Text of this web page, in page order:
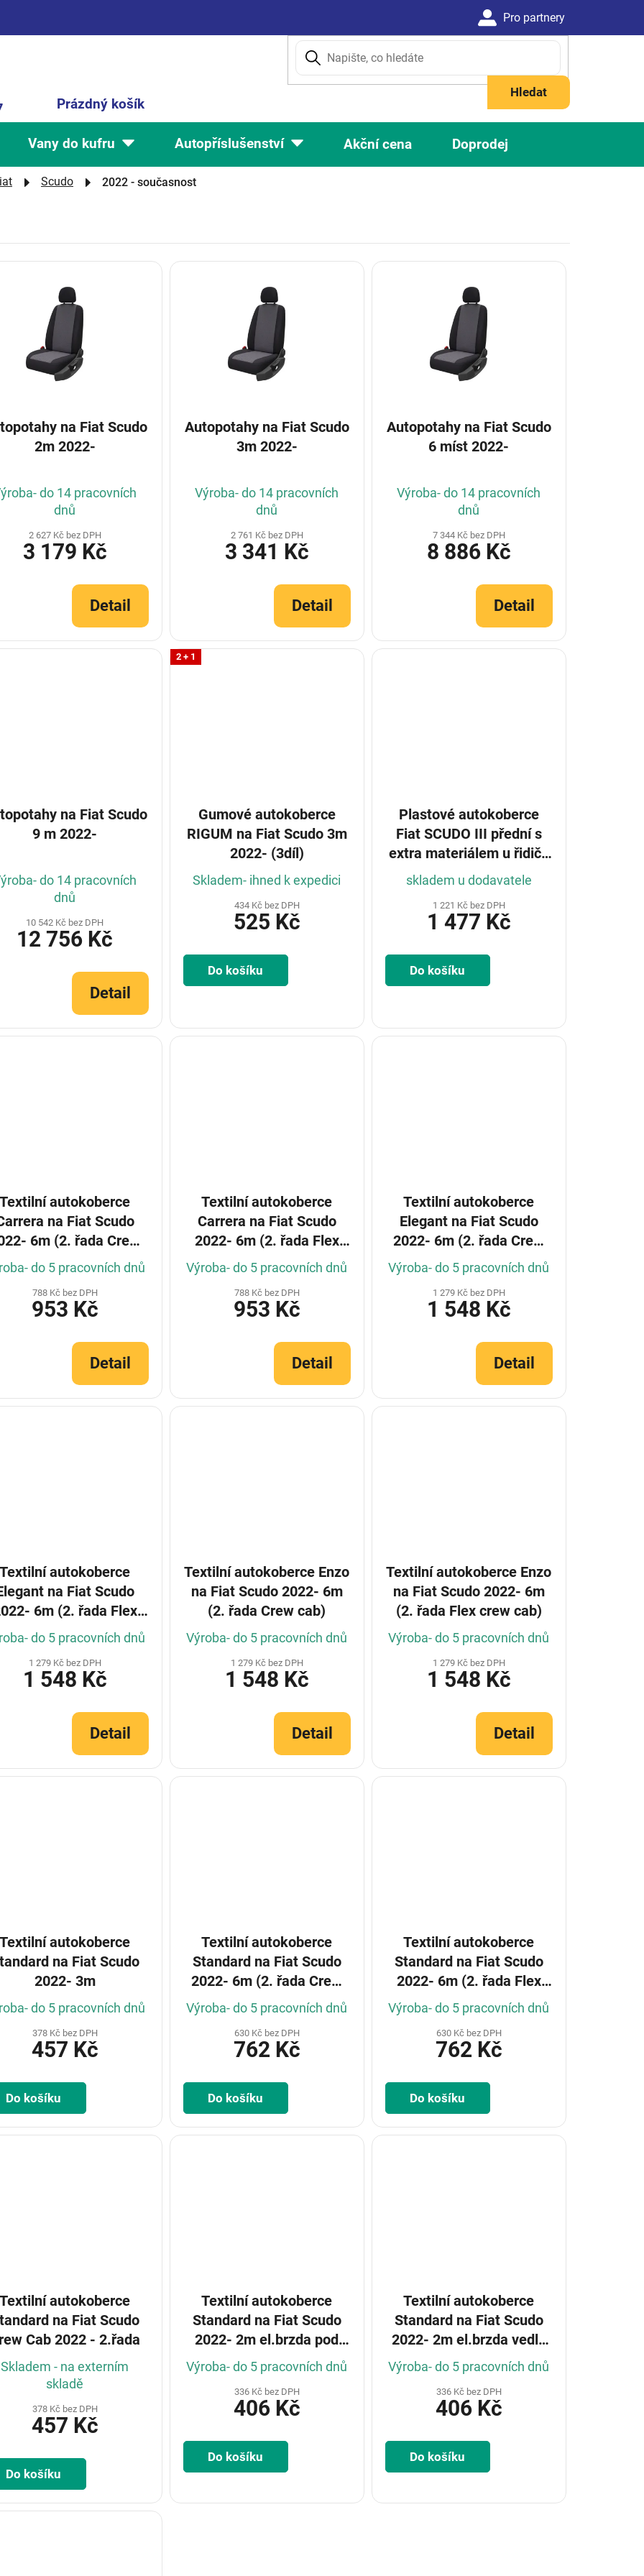
Hledat
Nákupní
košík
Prázdný košík
Vany do kufru Autopříslušenství Akční cena Doprodej
Scudo 2022 - současnost
na Fiat Scudo
2m 2022-
do 14 pracovních
dnů
2 627 Kč bez DPH
3 179 Kč
Detail
Autopotahy na Fiat Scudo
3m 2022-
Výroba- do 14 pracovních
dnů
2 761 Kč bez DPH
3 341 Kč
Detail
Autopotahy na Fiat Scudo
6 míst 2022-
Výroba- do 14 pracovních
dnů
7 344 Kč bez DPH
8 886 Kč
Detail
na Fiat Scudo
9 m 2022-
do 14 pracovních
dnů
10 542 Kč bez DPH
12 756 Kč
Detail
2 + 1
Gumové autokoberce
RIGUM na Fiat Scudo 3m
2022- (3díl)
Skladem- ihned k expedici
434 Kč bez DPH
525 Kč
Do košíku
Plastové autokoberce
Fiat SCUDO III přední s
extra materiálem u řidiče
2022-
skladem u dodavatele
1 221 Kč bez DPH
1 477 Kč
Do košíku
Textilní autokoberce
na Fiat Scudo
6m (2. řada Crew
cab) (Konfigurátor)
do 5 pracovních dnů
788 Kč bez DPH
953 Kč
Detail
Textilní autokoberce
Carrera na Fiat Scudo
2022- 6m (2. řada Flex
crew cab) (Konfigurátor)
Výroba- do 5 pracovních dnů
788 Kč bez DPH
953 Kč
Detail
Textilní autokoberce
Elegant na Fiat Scudo
2022- 6m (2. řada Crew
cab) (Konfigurátor)
Výroba- do 5 pracovních dnů
1 279 Kč bez DPH
1 548 Kč
Detail
Textilní autokoberce
na Fiat Scudo
6m (2. řada Flex
cab) (Konfigurátor)
do 5 pracovních dnů
1 279 Kč bez DPH
1 548 Kč
Detail
Textilní autokoberce Enzo
na Fiat Scudo 2022- 6m
(2. řada Crew cab)
Výroba- do 5 pracovních dnů
1 279 Kč bez DPH
1 548 Kč
Detail
Textilní autokoberce Enzo
na Fiat Scudo 2022- 6m
(2. řada Flex crew cab)
Výroba- do 5 pracovních dnů
1 279 Kč bez DPH
1 548 Kč
Detail
Textilní autokoberce
na Fiat Scudo
2022- 3m
do 5 pracovních dnů
378 Kč bez DPH
457 Kč
Do košíku
Textilní autokoberce
Standard na Fiat Scudo
2022- 6m (2. řada Crew
cab)
Výroba- do 5 pracovních dnů
630 Kč bez DPH
762 Kč
Do košíku
Textilní autokoberce
Standard na Fiat Scudo
2022- 6m (2. řada Flex
crew cab)
Výroba- do 5 pracovních dnů
630 Kč bez DPH
762 Kč
Do košíku
Textilní autokoberce
na Fiat Scudo
Cab 2022 - 2.řada
Skladem - na externím
skladě
378 Kč bez DPH
457 Kč
Do košíku
Textilní autokoberce
Standard na Fiat Scudo
2022- 2m el.brzda pod
volantem
Výroba- do 5 pracovních dnů
336 Kč bez DPH
406 Kč
Do košíku
Textilní autokoberce
Standard na Fiat Scudo
2022- 2m el.brzda vedle
sed.řidiče
Výroba- do 5 pracovních dnů
336 Kč bez DPH
406 Kč
Do košíku